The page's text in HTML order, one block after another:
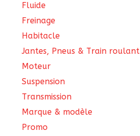
Fluide
Freinage
Habitacle
Jantes, Pneus & Train roulant
Moteur
Suspension
Transmission
Marque & modèle
Promo